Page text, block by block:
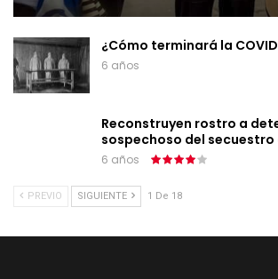
¿Cómo terminará la
6 años
Reconstruyen rostro a
sospechoso del secuestro
6 años
PREVIO SIGUIENTE 1 De 18